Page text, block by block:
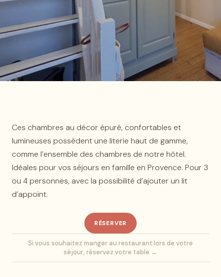
Ces chambres au décor épuré, confortables et
lumineuses possèdent une literie haut de gamme,
comme l’ensemble des chambres de notre hôtel.
Idéales pour vos séjours en famille en Provence. Pour 3
ou 4 personnes, avec la possibilité d’ajouter un lit
d’appoint.
RÉSERVER
Si vous souhaitez manger au restaurant lors de votre
séjour, réservez votre table →